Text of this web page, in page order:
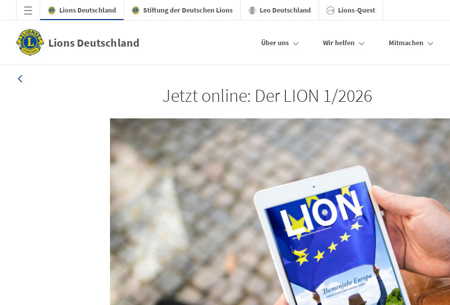
Zum Hauptinhalt springen
Lions Deutschland Stiftung der Deutschen Lions Leo Deutschland Lions-Quest
Lions Deutschland Über uns Wir helfen Mitmachen
Jetzt online: Der LION 1/2026